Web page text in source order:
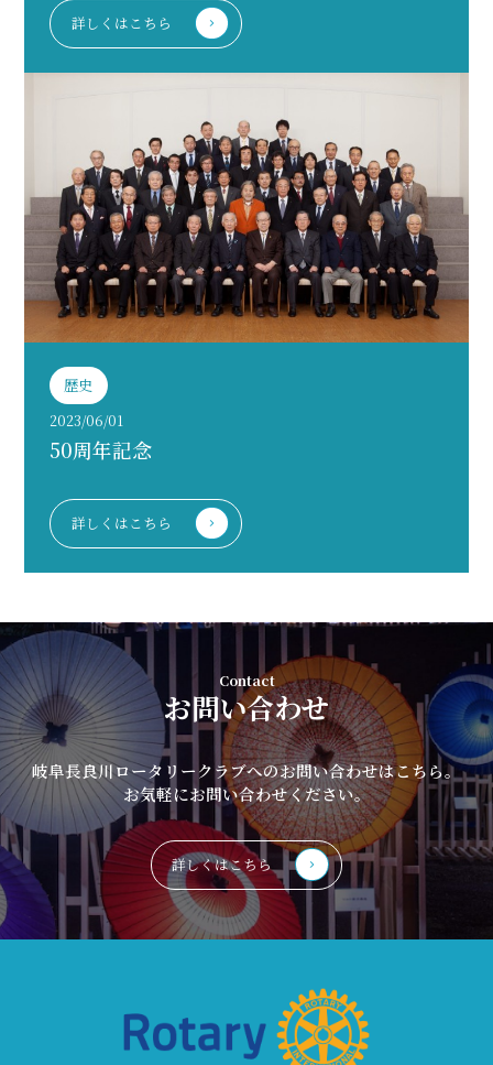
詳しくはこちら
歴史
2023/06/01
50周年記念
詳しくはこちら
Contact
お問い合わせ
岐阜長良川ロータリークラブへのお問い合わせはこちら。
お気軽にお問い合わせください。
詳しくはこちら